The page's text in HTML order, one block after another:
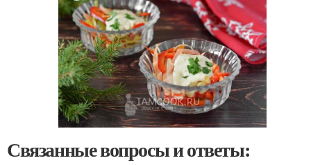
Связанные вопросы и ответы: